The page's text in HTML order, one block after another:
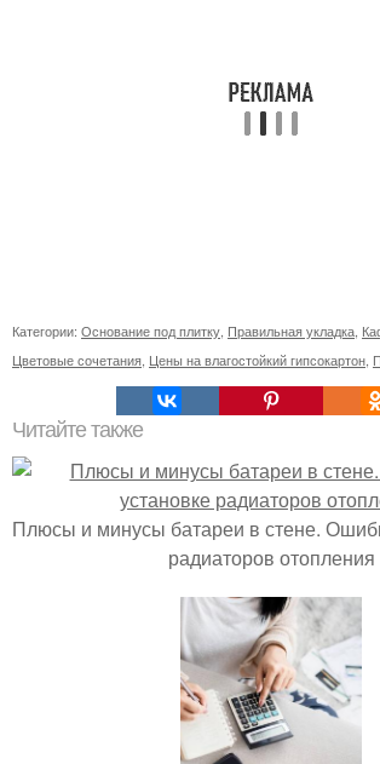
Категории: Основание под плитку Правильная укладка
Цветовые сочетания Цены на влагостойкий гипсокартон
Читайте также
Плюсы и минусы батареи в стене.
радиаторов отопления